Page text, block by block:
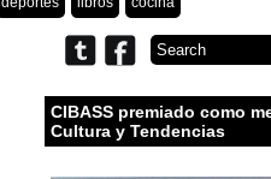
CIBASS premiado como
Cultura y Tendencias